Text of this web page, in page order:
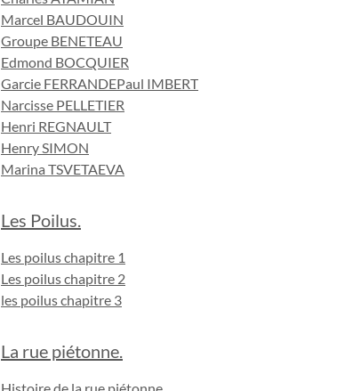
Marcel BAUDOUIN
Groupe BENETEAU
Edmond BOCQUIER
Garcie FERRANDEPaul IMBERT
Narcisse PELLETIER
Henri REGNAULT
Henry SIMON
Marina TSVETAEVA
Les Poilus.
Les poilus chapitre 1
Les poilus chapitre 2
les poilus chapitre 3
La rue piétonne.